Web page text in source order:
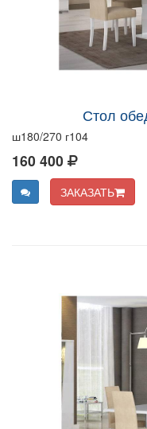
Стол
ш180/270 г104
160 400
ЗАКАЗАТЬ